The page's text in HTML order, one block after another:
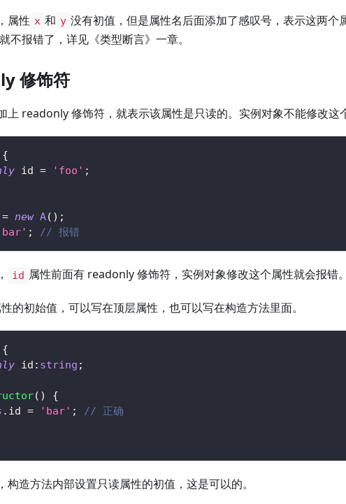
属性 x 和 y 没有初值，但是属性名后面添加了感叹号，表示这两个
不报错了，详见《类型断言》一章。
修饰符
上 readonly 修饰符，就表示该属性是只读的。实例对象不能修改这
{
id = 'foo' ;
= new A( ) ;
; // 报错
id 属性前面有 readonly 修饰符，实例对象修改这个属性就会报错
的初始值，可以写在顶层属性，也可以写在构造方法里面。
{
id : string ;
( )
{
. id = 'bar' ;
// 正确
构造方法内部设置只读属性的初值，这是可以的。